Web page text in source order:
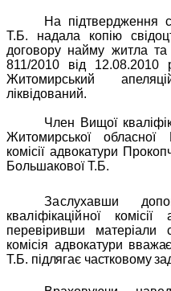
На підтвердження
Т.Б. надала копію
договору найму житла
811/2010 від 12.08.2010
Житомирський
ліквідований.
Член Вищої
Житомирської обласної
комісії адвокатури
Большакової Т.Б.
Заслухавши
кваліфікаційної
перевіривши матеріали
комісія адвокатури
Т.Б. підлягає частковому